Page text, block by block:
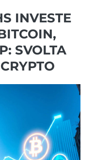
INVESTE
SVOLTA